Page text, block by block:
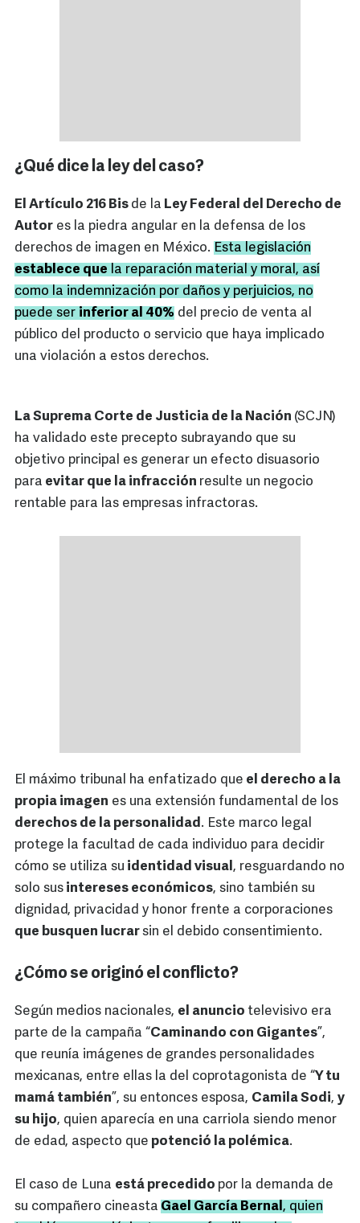
¿Qué dice la ley del caso?
El Artículo 216 Bis de la Ley Federal del Derecho de
Autor es la piedra angular en la defensa de los
derechos de imagen en México. Esta legislación
establece que la reparación material y moral, así
como la indemnización por daños y perjuicios, no
puede ser inferior al 40% del precio de venta al
público del producto o servicio que haya implicado
una violación a estos derechos.
La Suprema Corte de Justicia de la Nación (SCJN)
ha validado este precepto subrayando que su
objetivo principal es generar un efecto disuasorio
para evitar que la infracción resulte un negocio
rentable para las empresas infractoras.
El máximo tribunal ha enfatizado que el derecho a la
propia imagen es una extensión fundamental de los
derechos de la personalidad. Este marco legal
protege la facultad de cada individuo para decidir
cómo se utiliza su identidad visual, resguardando no
solo sus intereses económicos, sino también su
dignidad, privacidad y honor frente a corporaciones
que busquen lucrarsin el debido consentimiento.
¿Cómo se originó el conflicto?
Según medios nacionales, el anuncio televisivo era
parte de la campaña “Caminando con Gigantes”,
que reunía imágenes de grandes personalidades
mexicanas, entre ellas la del coprotagonista de “Y tu
mamá también”, su entonces esposa, Camila Sodi, y
su hijo, quien aparecía en una carriola siendo menor
de edad, aspecto que potenció la polémica.
El caso de Luna está precedido por la demanda de
su compañero cineasta Gael García Bernal, quien